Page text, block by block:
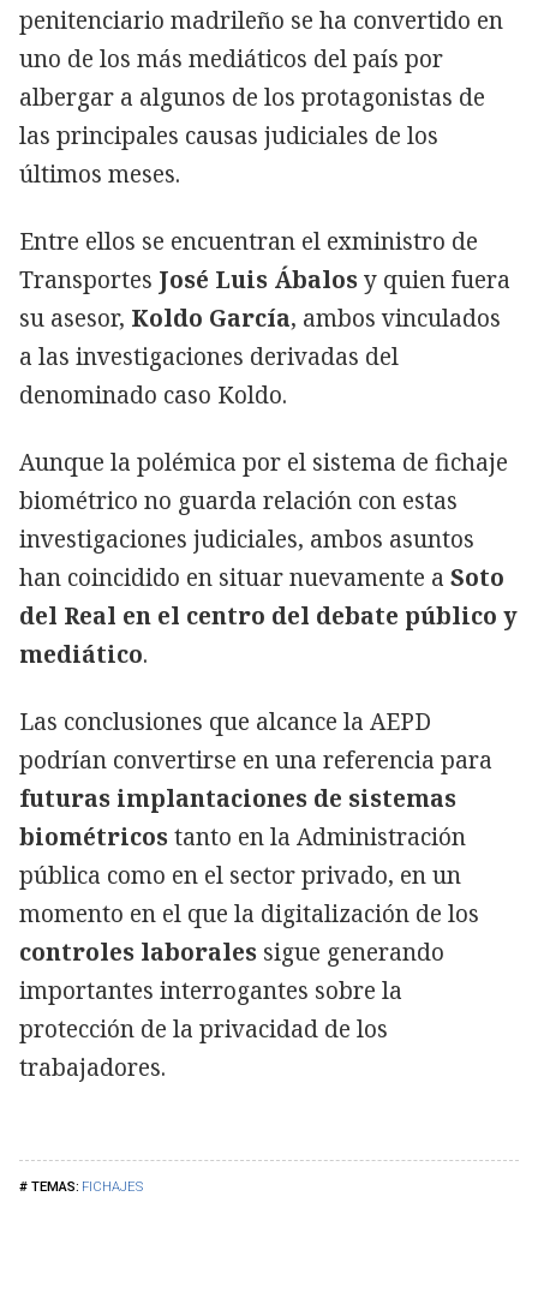
FICHAJES
penitenciario madrileño se ha convertido en
uno de los más mediáticos del país por
albergar a algunos de los protagonistas de
las principales causas judiciales de los
últimos meses.
Entre ellos se encuentran el exministro de
Transportes José Luis Ábalosy quien fuera
su asesor, Koldo García, ambos vinculados
a las investigaciones derivadas del
denominado caso Koldo.
Aunque la polémica por el sistema de fichaje
biométrico no guarda relación con estas
investigaciones judiciales, ambos asuntos
han coincidido en situar nuevamente a Soto
del Real en el centro del debate público y
mediático.
Las conclusiones que alcance la AEPD
podrían convertirse en una referencia para
futuras implantaciones de sistemas
biométricostanto en la Administración
pública como en el sector privado, en un
momento en el que la digitalización de los
controles laborales sigue generando
importantes interrogantes sobre la
protección de la privacidad de los
trabajadores.